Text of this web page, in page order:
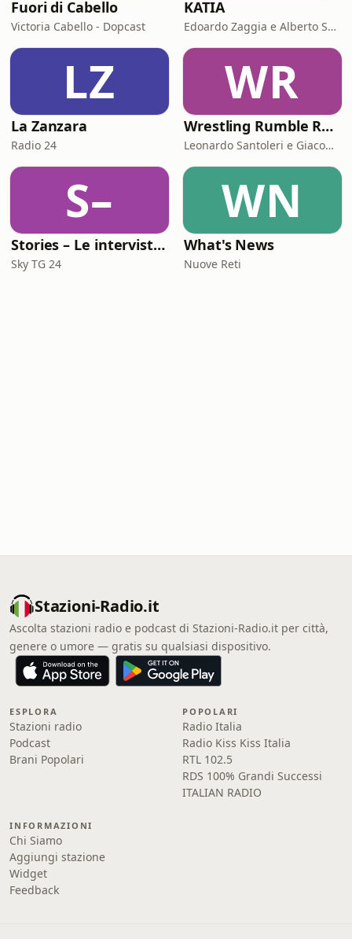
Fuori di Cabello
Victoria Cabello - Dopcast
KATIA
Edoardo Zaggia e Alberto Sacco
LZ
La Zanzara
Radio 24
WR
Wrestling Rumble Room Podcast
Leonardo Santoleri e Giacomo Toniaccini
S–
Stories – Le interviste di Omar Schillaci
Sky TG 24
WN
What's News
Nuove Reti
Stazioni-Radio.it
Ascolta stazioni radio e podcast di Stazioni-Radio.it per città,
genere o umore — gratis su qualsiasi dispositivo.
ESPLORA
Stazioni radio
Podcast
Brani Popolari
POPOLARI
Radio Italia
Radio Kiss Kiss Italia
RTL 102.5
RDS 100% Grandi Successi
ITALIAN RADIO
INFORMAZIONI
Chi Siamo
Aggiungi stazione
Widget
Feedback